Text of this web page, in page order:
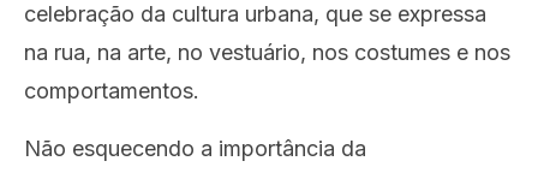
celebração da cultura urbana, que se expressa
na rua, na arte, no vestuário, nos costumes e nos
comportamentos.
Não esquecendo a importância da